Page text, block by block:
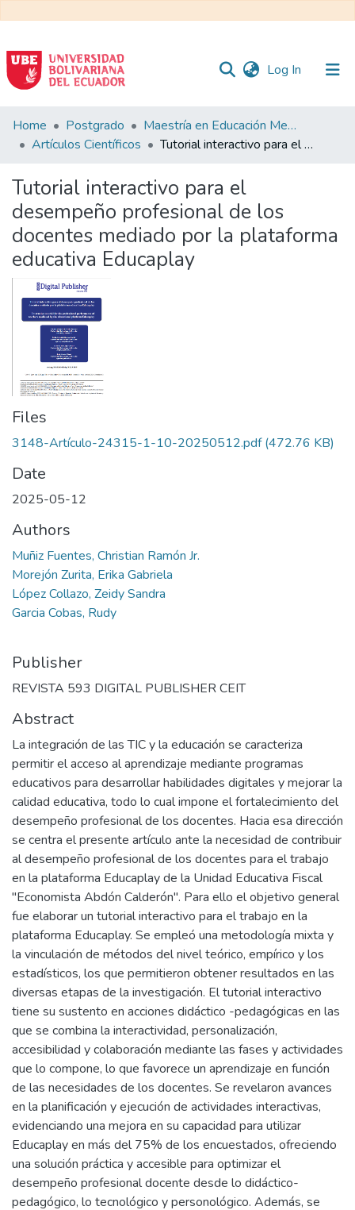
Log In (current)
Communities
&
All of DSpace
Statistics
Home Postgrado
Maestría en Educación Mención en Pedagogía en Entornos Digitales
Artículos Científicos
Tutorial interactivo para el desempeño profesional de los docentes mediado por la plataforma educativa Educaplay
Tutorial interactivo para el
desempeño profesional de los
docentes mediado por la plataforma
educativa Educaplay
Files
3148-Artículo-24315-1-10-20250512.pdf(472.76 KB)
Date
2025-05-12
Authors
Muñiz Fuentes, Christian Ramón Jr.
Morejón Zurita, Erika Gabriela
López Collazo, Zeidy Sandra
Garcia Cobas, Rudy
Publisher
REVISTA 593 DIGITAL PUBLISHER CEIT
Abstract
La integración de las TIC y la educación se caracteriza
permitir el acceso al aprendizaje mediante programas
educativos para desarrollar habilidades digitales y mejorar la
calidad educativa, todo lo cual impone el fortalecimiento del
desempeño profesional de los docentes. Hacia esa dirección
se centra el presente artículo ante la necesidad de contribuir
al desempeño profesional de los docentes para el trabajo
en la plataforma Educaplay de la Unidad Educativa Fiscal
"Economista Abdón Calderón". Para ello el objetivo general
fue elaborar un tutorial interactivo para el trabajo en la
plataforma Educaplay. Se empleó una metodología mixta y
la vinculación de métodos del nivel teórico, empírico y los
estadísticos, los que permitieron obtener resultados en las
diversas etapas de la investigación. El tutorial interactivo
tiene su sustento en acciones didáctico -pedagógicas en las
que se combina la interactividad, personalización,
accesibilidad y colaboración mediante las fases y actividades
que lo compone, lo que favorece un aprendizaje en función
de las necesidades de los docentes. Se revelaron avances
en la planificación y ejecución de actividades interactivas,
evidenciando una mejora en su capacidad para utilizar
Educaplay en más del 75% de los encuestados, ofreciendo
una solución práctica y accesible para optimizar el
desempeño profesional docente desde lo didáctico-
pedagógico, lo tecnológico y personológico. Además, se